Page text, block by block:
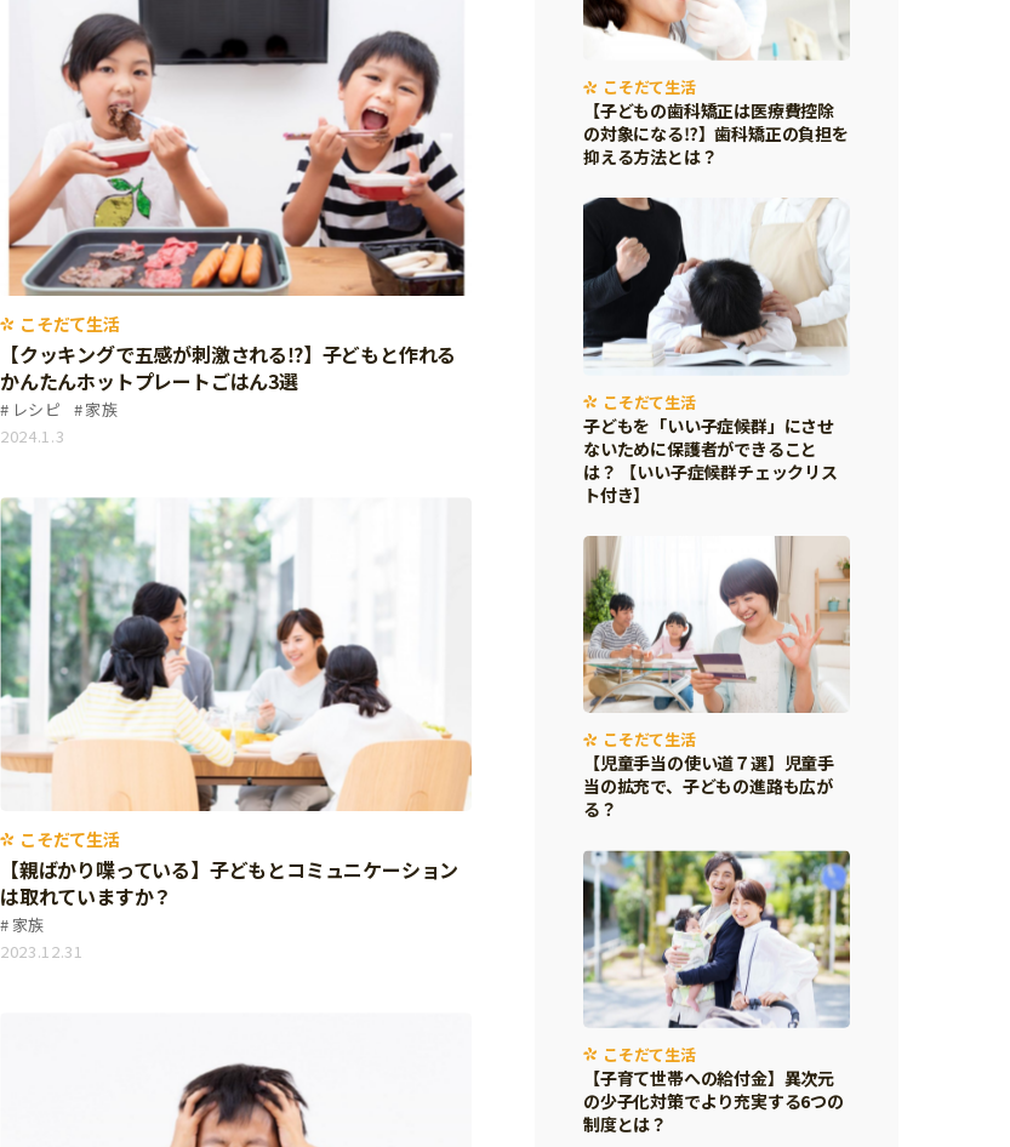
こそだて生活
【クッキングで五感が刺激される⁉】子どもと作れる
かんたんホットプレートごはん3選
レシピ
家族
2024.1.3
こそだて生活
【親ばかり喋っている】子どもとコミュニケーション
は取れていますか？
家族
2023.12.31
こそだて生活
【子どもの歯科矯正は医療費控除
の対象になる⁉】歯科矯正の負担を
抑える方法とは？
こそだて生活
子どもを「いい子症候群」にさせ
ないために保護者ができること
は？ 【いい子症候群チェックリス
ト付き】
こそだて生活
【児童手当の使い道７選】児童手
当の拡充で、子どもの進路も広が
る？
こそだて生活
【子育て世帯への給付金】異次元
の少子化対策でより充実する6つの
制度とは？